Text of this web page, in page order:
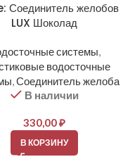
Соединитель желобов
LUX Шоколад
системы,
водосточные
,Соединитель желоба
В наличии
330,00₽
В КОРЗИНУ